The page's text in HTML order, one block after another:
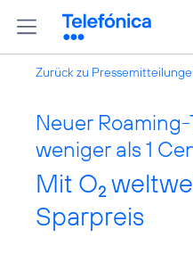
Zurück zu
Neuer
weniger als 1
Mit O2
Sparpreis